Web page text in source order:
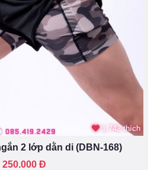
1.742 thích
2 lớp dằn di (DBN-168)
250.000 Đ